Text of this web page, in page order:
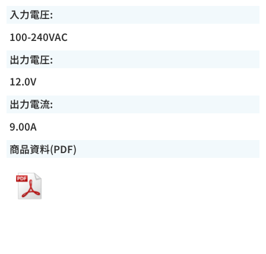
入力電圧:
100-240VAC
出力電圧:
12.0V
出力電流:
9.00A
商品資料(PDF)